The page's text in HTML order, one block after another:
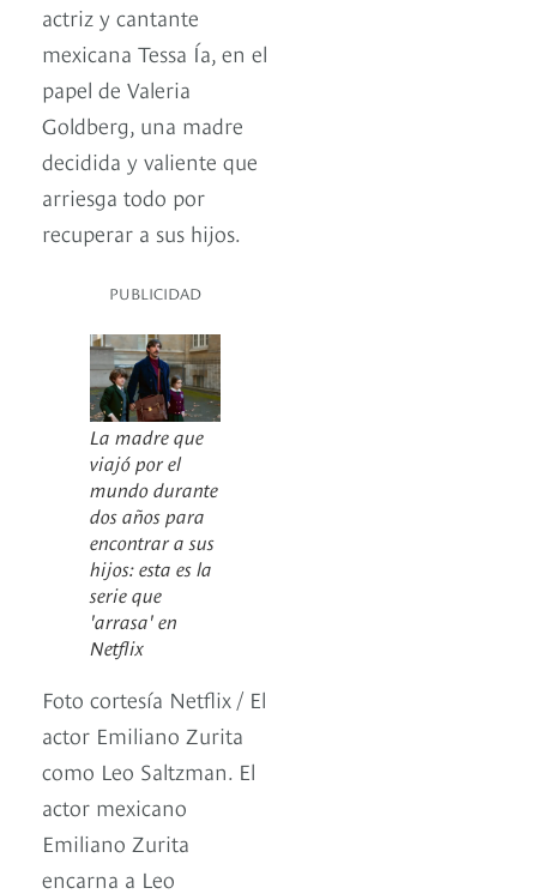
actriz y cantante
mexicana Tessa Ía, en el
papel de Valeria
Goldberg, una madre
decidida y valiente que
arriesga todo por
recuperar a sus hijos.
PUBLICIDAD
La madre que
viajó por el
mundo durante
dos años para
encontrar a sus
hijos: esta es la
serie que
'arrasa' en
Netflix
Foto cortesía Netflix / El
actor Emiliano Zurita
como Leo Saltzman. El
actor mexicano
Emiliano Zurita
encarna a Leo